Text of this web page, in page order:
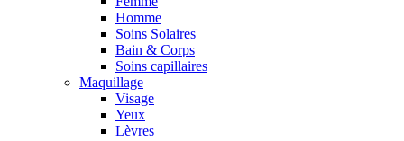
Homme
Soins Solaires
Bain & Corps
Soins capillaires
Maquillage
Visage
Yeux
Lèvres